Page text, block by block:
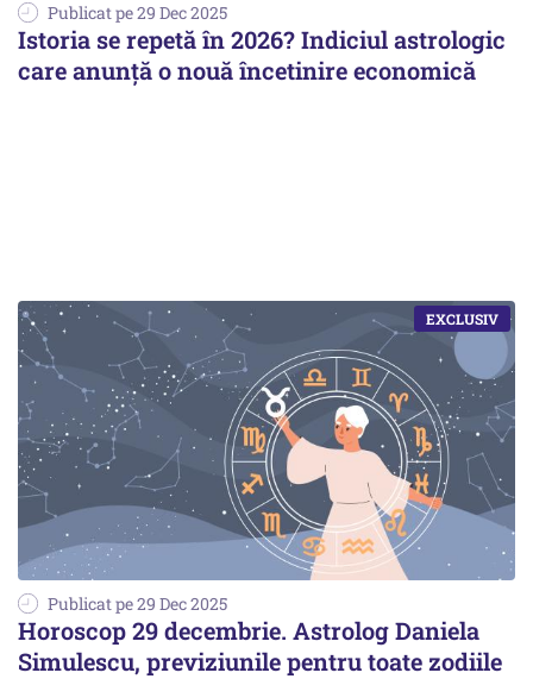
Publicat pe 29 Dec 2025
Istoria se repetă în 2026? Indiciul astrologic
care anunță o nouă încetinire economică
Publicat pe 29 Dec 2025
Horoscop 29 decembrie. Astrolog Daniela
Simulescu, previziunile pentru toate zodiile